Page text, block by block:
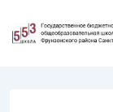
Перейти